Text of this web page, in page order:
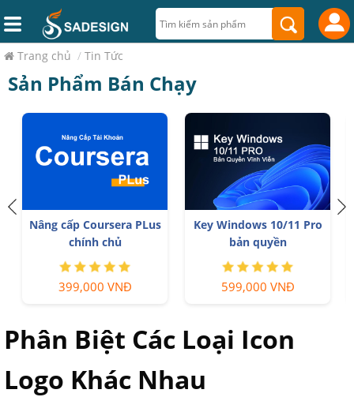
Trang chủ / Tin Tức
Sản Phẩm Bán Chạy
Nâng cấp Coursera PLus
chính chủ
399,000 VNĐ
Key Windows 10/11 Pro
bản quyền
599,000 VNĐ
Phân Biệt Các Loại Icon
Logo Khác Nhau